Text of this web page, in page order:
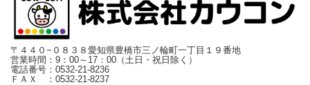
〒４４０−０８３８愛知県豊橋市三ノ輪町一丁目１９番地
営業時間：9：00～17：00（土日・祝日除く）
電話番号：0532-21-8236
ＦＡＸ ：0532-21-8237